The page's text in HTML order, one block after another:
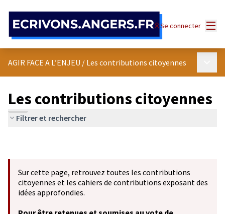
Se connecter
AGIR FACE A L’ENJEU / Les contributions citoyennes
Les contributions citoyennes
Filtrer et rechercher
Sur cette page, retrouvez toutes les contributions
citoyennes et les cahiers de contributions exposant des
idées approfondies.